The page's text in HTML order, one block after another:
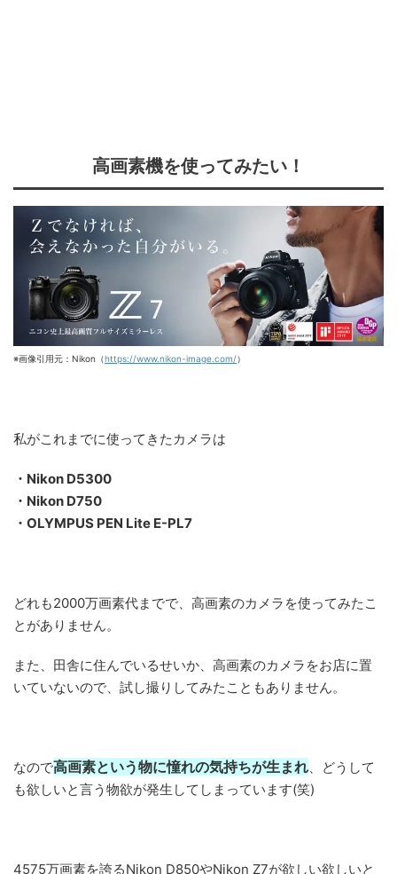
高画素機を使ってみたい！
※画像引用元：Nikon（https://www.nikon-image.com/）
私がこれまでに使ってきたカメラは
・Nikon D5300
・Nikon D750
・OLYMPUS PEN Lite E-PL7
どれも2000万画素代までで、高画素のカメラを使ってみたこ
とがありません。
また、田舎に住んでいるせいか、高画素のカメラをお店に置
いていないので、試し撮りしてみたこともありません。
なので高画素という物に憧れの気持ちが生まれ 、どうして
も欲しいと言う物欲が発生してしまっています(笑)
4575万画素を誇るNikon D850やNikon Z7が欲しい欲しいと